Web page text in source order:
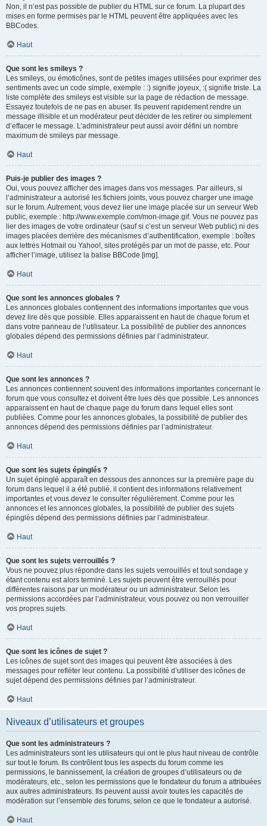
Non, il n’est pas possible de publier du HTML sur ce forum. La plupart des
mises en forme permises par le HTML peuvent être appliquées avec les
BBCodes.
Haut
Que sont les smileys ?
Les smileys, ou émoticônes, sont de petites images utilisées pour exprimer des
sentiments avec un code simple, exemple : :) signifie joyeux, :( signifie triste. La
liste complète des smileys est visible sur la page de rédaction de message.
Essayez toutefois de ne pas en abuser. Ils peuvent rapidement rendre un
message illisible et un modérateur peut décider de les retirer ou simplement
d’effacer le message. L’administrateur peut aussi avoir défini un nombre
maximum de smileys par message.
Haut
Puis-je publier des images ?
Oui, vous pouvez afficher des images dans vos messages. Par ailleurs, si
l’administrateur a autorisé les fichiers joints, vous pouvez charger une image
sur le forum. Autrement, vous devez lier une image placée sur un serveur Web
public, exemple : http://www.exemple.com/mon-image.gif. Vous ne pouvez pas
lier des images de votre ordinateur (sauf si c’est un serveur Web public) ni des
images placées derrière des mécanismes d’authentification, exemple : boîtes
aux lettres Hotmail ou Yahoo!, sites protégés par un mot de passe, etc. Pour
afficher l’image, utilisez la balise BBCode [img].
Haut
Que sont les annonces globales ?
Les annonces globales contiennent des informations importantes que vous
devez lire dès que possible. Elles apparaissent en haut de chaque forum et
dans votre panneau de l’utilisateur. La possibilité de publier des annonces
globales dépend des permissions définies par l’administrateur.
Haut
Que sont les annonces ?
Les annonces contiennent souvent des informations importantes concernant le
forum que vous consultez et doivent être lues dès que possible. Les annonces
apparaissent en haut de chaque page du forum dans lequel elles sont
publiées. Comme pour les annonces globales, la possibilité de publier des
annonces dépend des permissions définies par l’administrateur.
Haut
Que sont les sujets épinglés ?
Un sujet épinglé apparaît en dessous des annonces sur la première page du
forum dans lequel il a été publié. il contient des informations relativement
importantes et vous devez le consulter régulièrement. Comme pour les
annonces et les annonces globales, la possibilité de publier des sujets
épinglés dépend des permissions définies par l’administrateur.
Haut
Que sont les sujets verrouillés ?
Vous ne pouvez plus répondre dans les sujets verrouillés et tout sondage y
étant contenu est alors terminé. Les sujets peuvent être verrouillés pour
différentes raisons par un modérateur ou un administrateur. Selon les
permissions accordées par l’administrateur, vous pouvez ou non verrouiller
vos propres sujets.
Haut
Que sont les icônes de sujet ?
Les icônes de sujet sont des images qui peuvent être associées à des
messages pour refléter leur contenu. La possibilité d’utiliser des icônes de
sujet dépend des permissions définies par l’administrateur.
Haut
Niveaux d’utilisateurs et groupes
Que sont les administrateurs ?
Les administrateurs sont les utilisateurs qui ont le plus haut niveau de contrôle
sur tout le forum. Ils contrôlent tous les aspects du forum comme les
permissions, le bannissement, la création de groupes d’utilisateurs ou de
modérateurs, etc., selon les permissions que le fondateur du forum a attribuées
aux autres administrateurs. Ils peuvent aussi avoir toutes les capacités de
modération sur l’ensemble des forums, selon ce que le fondateur a autorisé.
Haut